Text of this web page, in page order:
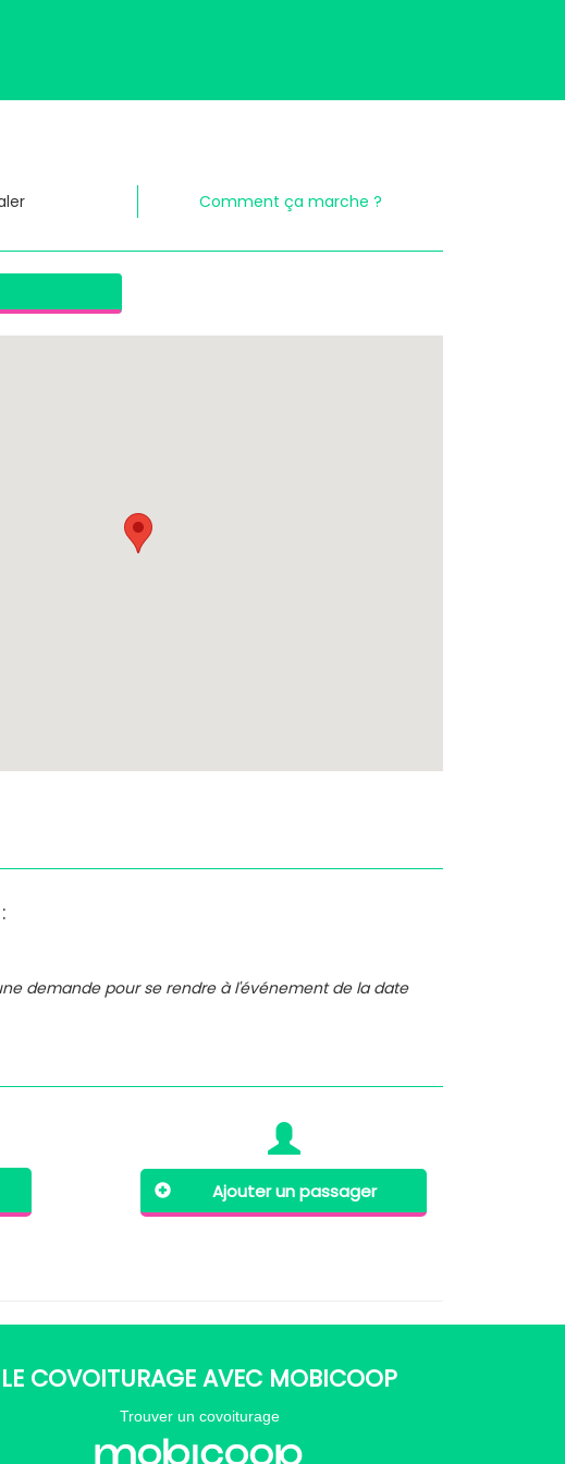
Comment ça marche ?
demande pour se rendre à l'événement de la date
Ajouter un passager
LE COVOITURAGE AVEC MOBICOOP
Trouver un covoiturage